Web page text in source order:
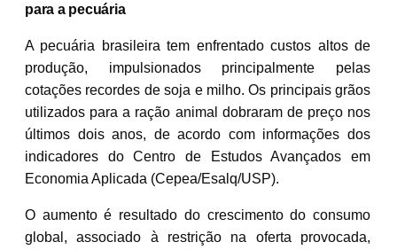
para a pecuária
A pecuária brasileira tem enfrentado custos altos de
produção, impulsionados principalmente pelas
cotações recordes de soja e milho. Os principais grãos
utilizados para a ração animal dobraram de preço nos
últimos dois anos, de acordo com informações dos
indicadores do Centro de Estudos Avançados em
Economia Aplicada (Cepea/Esalq/USP).
O aumento é resultado do crescimento do consumo
global, associado à restrição na oferta provocada,